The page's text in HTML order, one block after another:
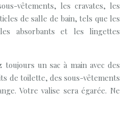
vêtements, les cravates, les
de salle de bain, tels que les
absorbants et les lingettes
un sac à main avec des
de toilette, des sous-vêtements
Votre valise sera égarée. Ne